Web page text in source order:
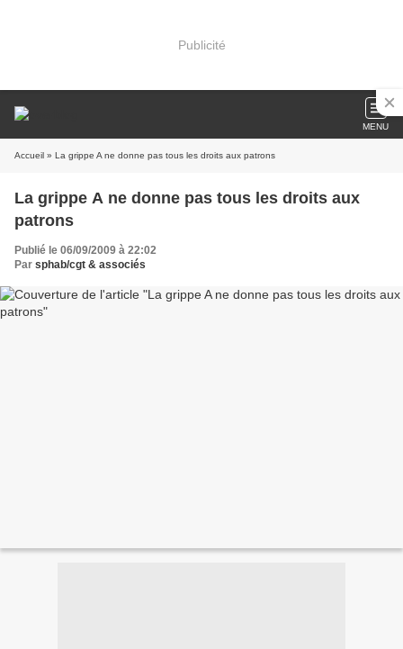
Publicité
MENU
Accueil » La grippe A ne donne pas tous les droits aux patrons
La grippe A ne donne pas tous les droits aux
patrons
Publié le 06/09/2009 à 22:02
Par sphab/cgt & associés